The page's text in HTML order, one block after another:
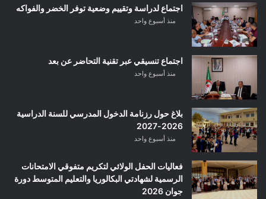
اجتماع لدراسة وتقييم وضعية توفر الخضر والفواكه
منذ أسبوع واحد
اجتماع تنسيقي عبر تقنية التحاضر عن بعد
منذ أسبوع واحد
بلاغ حول رزنامة الدخول المدرسي للسنة الدراسية
2026-2027
منذ أسبوع واحد
فعاليات الحفل الولائي لتكريم متفوقي الامتحانات
الرسمية لشهادتي البكالوريا والتعليم المتوسط دورة
جوان 2026